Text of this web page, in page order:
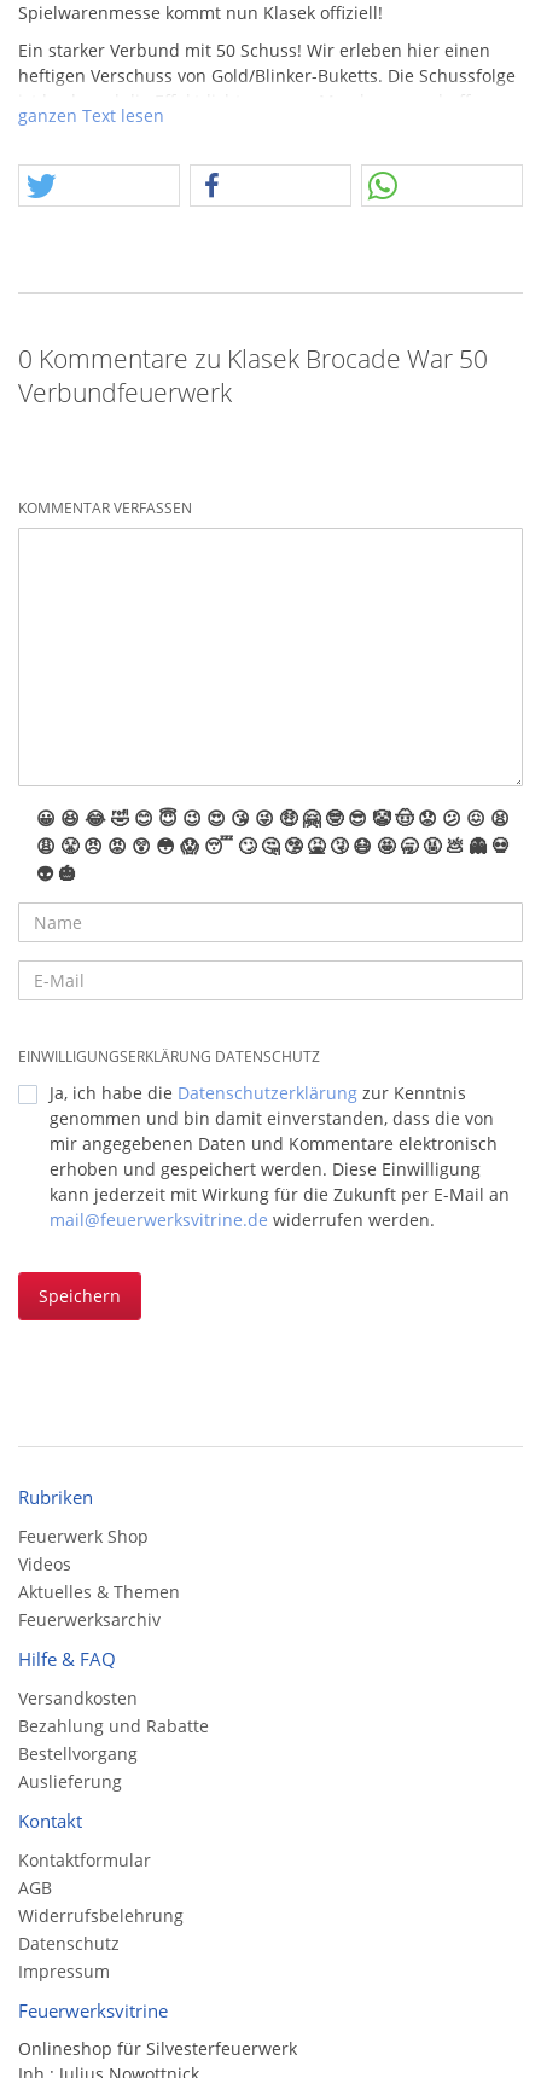
Spielwarenmesse kommt nun Klasek offiziell!
Ein starker Verbund mit 50 Schuss! Wir erleben hier einen
heftigen Verschuss von Gold/Blinker-Buketts. Die Schussfolge
ist hoch und die Effektdichte enorm. Man kann nur hoffen,
dass die Videos im Netz die Wahrheit sprechen.
Großer Verbund mit 50 Schuss, ca. 1000gr.NEM.
ganzen Text lesen
0 Kommentare zu Klasek Brocade War 50
Verbundfeuerwerk
KOMMENTAR VERFASSEN
😀 😆 😂🤣 😊 😇 😉 😍 😘 😜 🤑 🤗 🤓 😎 🤡🤠 😟 😕 😖 😫
😩 😤 😠 😡 😲 😳 😱 😴 🙄 🤔 🤥 🤮 🤧 😷 🤩 🥱 🤬 💩 👻 💀
👽 🎃
EINWILLIGUNGSERKLÄRUNG DATENSCHUTZ
Ja, ich habe die Datenschutzerklärung zur Kenntnis
genommen und bin damit einverstanden, dass die von
mir angegebenen Daten und Kommentare elektronisch
erhoben und gespeichert werden. Diese Einwilligung
kann jederzeit mit Wirkung für die Zukunft per E-Mail an
mail@feuerwerksvitrine.de widerrufen werden.
Speichern
Rubriken
Feuerwerk Shop
Videos
Aktuelles & Themen
Feuerwerksarchiv
Hilfe & FAQ
Versandkosten
Bezahlung und Rabatte
Bestellvorgang
Auslieferung
Kontakt
Kontaktformular
AGB
Widerrufsbelehrung
Datenschutz
Impressum
Feuerwerksvitrine
Onlineshop für Silvesterfeuerwerk